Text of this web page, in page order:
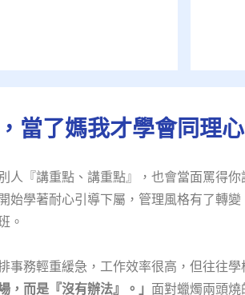
當了媽我才學會同理心
人『講重點、講重點』，也會當面罵得
始學著耐心引導下屬，管理風格有了轉
。​
事務輕重緩急，工作效率很高，但往往
，而是『沒有辦法』。」 面對蠟燭兩頭